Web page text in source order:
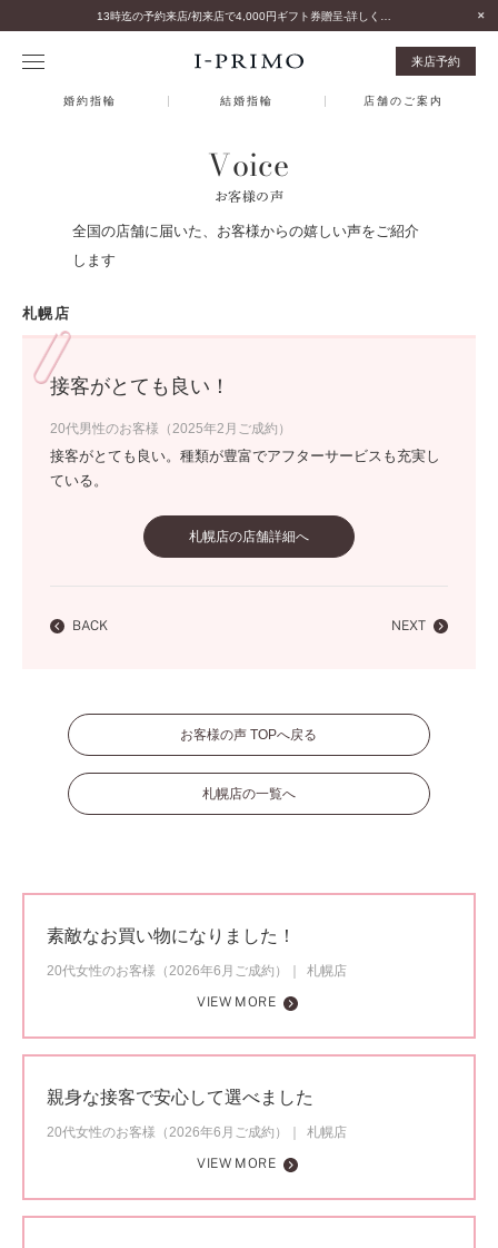
来店予約
婚約指輪 結婚指輪 店舗のご案内
Voice
お客様の声
全国の店舗に届いた、お客様からの嬉しい声をご紹介
します
札幌店
接客がとても良い！
20代男性のお客様（2025年2月ご成約）
接客がとても良い。種類が豊富でアフターサービスも充実し
ている。
札幌店の店舗詳細へ
BACK NEXT
お客様の声 TOPへ戻る
札幌店の一覧へ
素敵なお買い物になりました！
20代女性のお客様（2026年6月ご成約）
札幌店
VIEW MORE
親身な接客で安心して選べました
20代女性のお客様（2026年6月ご成約）
札幌店
VIEW MORE